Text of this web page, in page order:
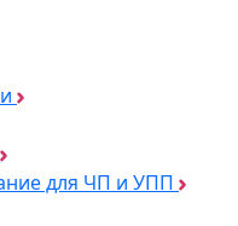
для ЧП и УПП